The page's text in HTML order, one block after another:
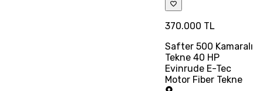
370.000 TL
Safter 500 Kamaralı
Tekne 40 HP
Evinrude E-Tec
Motor Fiber Tekne